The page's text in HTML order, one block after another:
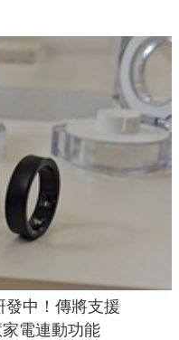
發中！傳將支援
電連動功能